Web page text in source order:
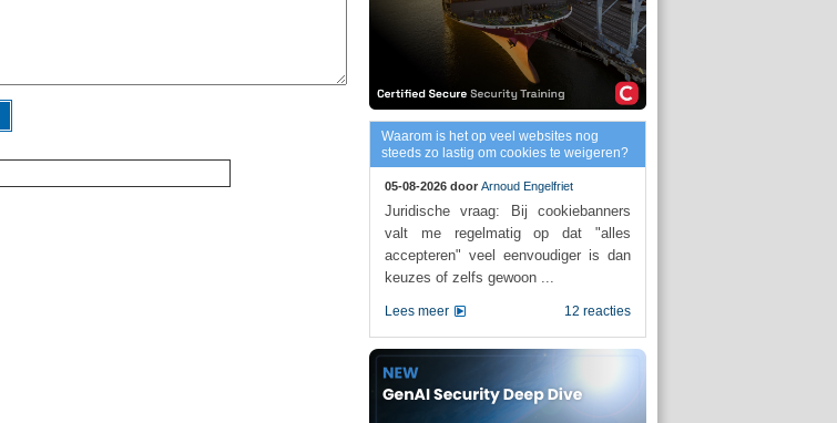
Waarom is het op veel websites nog
steeds zo lastig om cookies te weigeren?
05-08-2026 door Arnoud Engelfriet
Juridische vraag: Bij cookiebanners
valt me regelmatig op dat "alles
accepteren" veel eenvoudiger is dan
keuzes of zelfs gewoon ...
12 reacties
Lees meer